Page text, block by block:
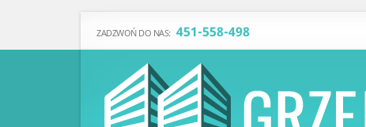
ZADZWOŃ DO NAS: 451-558-498